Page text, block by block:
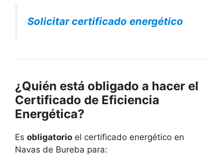
Solicitar certificado energético
¿Quién está obligado a hacer el
Certificado de Eficiencia
Energética?
Es obligatorio el certificado energético en
Navas de Bureba para: